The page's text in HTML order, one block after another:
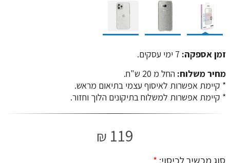
זמן אספקה: 7 ימי עסקים.
מחיר משלוח: החל מ 20 ש"ח.
​​​​​​​* קיימת אפשרות לאיסוף עצמי בתיאום מראש.
* קיימת אפשרות למשלוח בתיקונים הלוך וחזור.
119
₪